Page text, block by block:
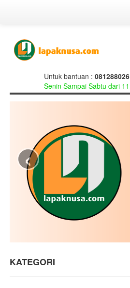
Galery
Untuk bantuan :
Senin Sampai Sabtu dari
‹
KATEGORI